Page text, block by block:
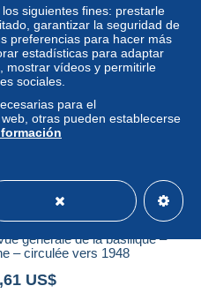
générale de la basilique –
– circulée vers 1948
US$
siguientes fines: prestarle
garantizar la seguridad de
preferencias para hacer más
estadísticas para adaptar
mostrar vídeos y permitirle
sociales.
para el
otras pueden establecerse